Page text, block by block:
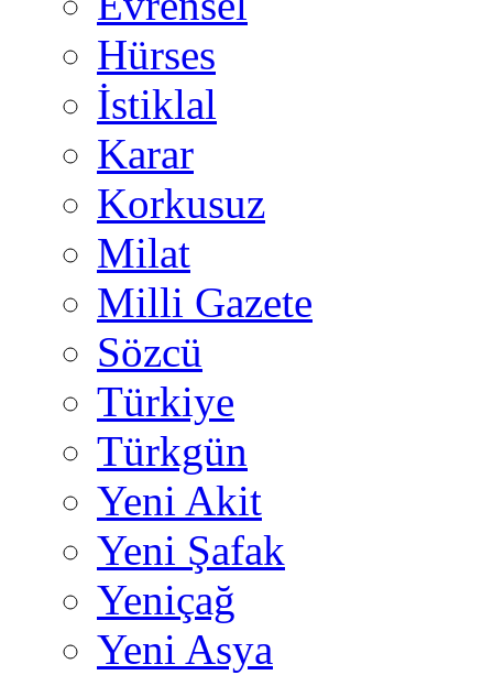
Hürses
İstiklal
Karar
Korkusuz
Milat
Milli Gazete
Sözcü
Türkiye
Türkgün
Yeni Akit
Yeni Şafak
Yeniçağ
Yeni Asya